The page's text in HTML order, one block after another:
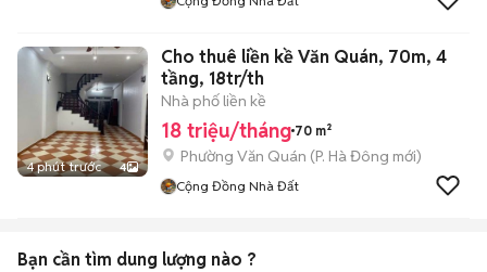
4 phút trước 4
Cho thuê liền kề Văn Quán, 70m, 4
tầng, 18tr/th
Nhà phố liền kề
18 triệu/tháng 70 m²
Phường Văn Quán (P. Hà Đông mới)
Cộng Đồng Nhà Đất
Bạn cần tìm dung lượng nào ?